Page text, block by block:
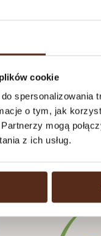
cookie
spersonalizowania
o tym, jak
mogą
z ich usług.